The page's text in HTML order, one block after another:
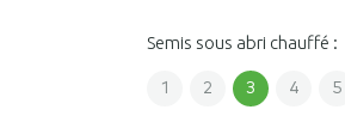
Semis sous abri chauffé :
1 2 3 4 5